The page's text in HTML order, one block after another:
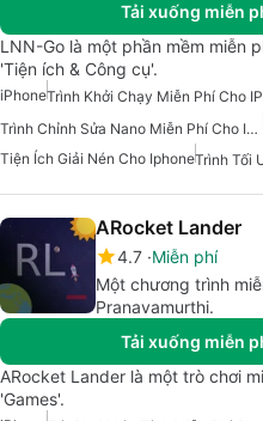
Tải xuống miễn
LNN-Go là một phần mềm miễn
'Tiện ích & Công cụ'.
iPhoneTrình Khởi Chạy Miễn Phí Cho
Trình Chỉnh Sửa Nano Miễn Phí Cho Iphone
Tiện Ích Giải Nén Cho IphoneTrình Tối
ARocket Lander
4.7 Miễn phí
Một chương trình
Pranavamurthi.
Tải xuống miễn
ARocket Lander là một trò chơi
'Games'.